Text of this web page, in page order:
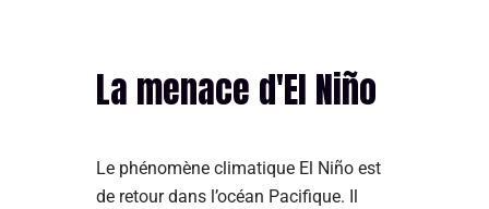
La menace d'El Niño
Le phénomène climatique El Niño est
de retour dans l’océan Pacifique. Il